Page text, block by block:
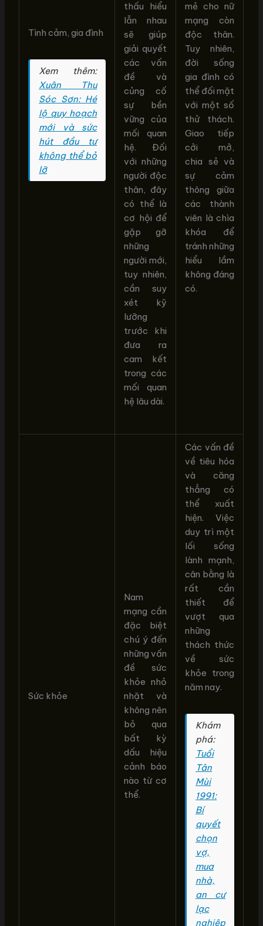
Tình cảm, gia đình
Xem thêm:
Xuân Thu
Sóc Sơn: Hé
lộ quy hoạch
mới và sức
hút đầu tư
không thể bỏ
lỡ
thấu hiểu
lẫn nhau
sẽ giúp
giải quyết
các vấn
đề và
củng cố
sự bền
vững của
mối quan
hệ. Đối
với những
người độc
thân, đây
có thể là
cơ hội để
gặp gỡ
những
người mới,
tuy nhiên,
cần suy
xét kỹ
lưỡng
trước khi
đưa ra
cam kết
trong các
mối quan
hệ lâu dài.
mẻ cho nữ
mạng còn
độc thân.
Tuy nhiên,
đời sống
gia đình có
thể đối mặt
với một số
thử thách.
Giao tiếp
cởi mở,
chia sẻ và
sự cảm
thông giữa
các thành
viên là chìa
khóa để
tránh những
hiểu lầm
không đáng
có.
Sức khỏe
Nam
mạng cần
đặc biệt
chú ý đến
những vấn
đề sức
khỏe nhỏ
nhặt và
không nên
bỏ qua
bất kỳ
dấu hiệu
cảnh báo
nào từ cơ
thể.
Các vấn đề
về tiêu hóa
và căng
thẳng có
thể xuất
hiện. Việc
duy trì một
lối sống
lành mạnh,
cân bằng là
rất cần
thiết để
vượt qua
những
thách thức
về sức
khỏe trong
năm nay.
Khám
phá:
Tuổi
Tân
Mùi
1991:
Bí
quyết
chọn
vợ,
mua
nhà,
an cư
lạc
nghiệp